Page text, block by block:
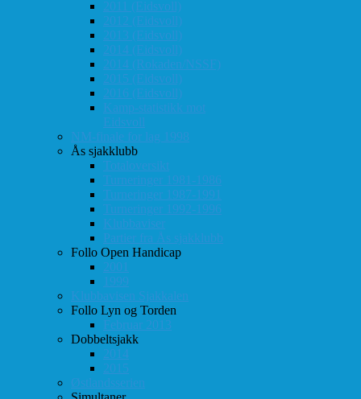
2011 (Eidsvoll)
2012 (Eidsvoll)
2013 (Eidsvoll)
2014 (Eidsvoll)
2014 (Rokaden/NSSF)
2015 (Eidsvoll)
2016 (Eidsvoll)
Kamp-statistikk mot
Eidsvoll
NM-finale for lag 1998
Ås sjakklubb
Totaloversikt
Turneringer 1981-1986
Turneringer 1987-1991
Turneringer 1992-1996
Klubbaviser
Partier fra Ås sjakklubb
Follo Open Handicap
2001
1999
Klubbavisen Sjakkalen
Follo Lyn og Torden
Februar 2013
Dobbeltsjakk
2014
2015
Østlandsserien